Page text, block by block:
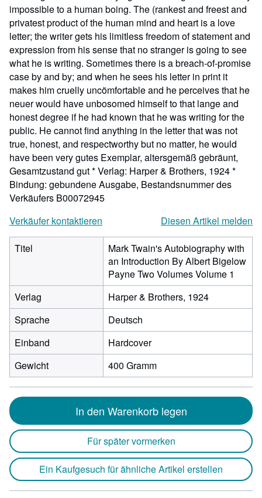
impossible to a human boing. The (rankest and freest and
privatest product of the human mind and heart is a love
letter; the writer gets his limitless freedom of statement and
expression from his sense that no stranger is going to see
what he is writing. Sometimes there is a breach-of-promise
case by and by; and when he sees his letter in print it
makes him cruelly uncömfortable and he perceives that he
neuer would have unbosomed himself to that lange and
honest degree if he had known that he was writing for the
public. He cannot find anything in the letter that was not
true, honest, and respectworthy but no matter, he would
have been very gutes Exemplar, altersgemäß gebräunt,
Gesamtzustand gut * Verlag: Harper & Brothers, 1924 *
Bindung: gebundene Ausgabe, Bestandsnummer des
Verkäufers B00072945
Verkäufer kontaktieren
Diesen Artikel melden
Titel
Mark Twain's Autobiography with
an Introduction By Albert Bigelow
Payne Two Volumes Volume 1
Verlag
Harper & Brothers, 1924
Sprache
Deutsch
Einband
Hardcover
Gewicht
400 Gramm
In den Warenkorb legen
Für später vormerken
Ein Kaufgesuch für ähnliche Artikel erstellen